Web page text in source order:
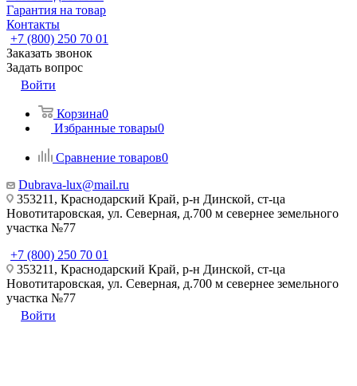
Гарантия на товар
Контакты
+7 (800) 250 70 01
Заказать звонок
Задать вопрос
Войти
Корзина0
Избранные товары0
Сравнение товаров0
Dubrava-lux@mail.ru
353211, Краснодарский Край, р-н Динской, ст-ца
Новотитаровская, ул. Северная, д.700 м севернее земельного
участка №77
+7 (800) 250 70 01
353211, Краснодарский Край, р-н Динской, ст-ца
Новотитаровская, ул. Северная, д.700 м севернее земельного
участка №77
Войти